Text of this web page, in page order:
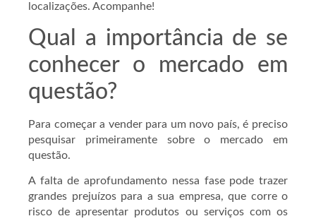
localizações. Acompanhe!
Qual a importância de se
conhecer o mercado em
questão?
Para começar a vender para um novo país, é preciso
pesquisar primeiramente sobre o mercado em
questão.
A falta de aprofundamento nessa fase pode trazer
grandes prejuízos para a sua empresa, que corre o
risco de apresentar produtos ou serviços com os